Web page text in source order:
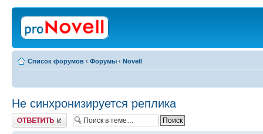
Список форумов ‹ Форумы ‹ Novell
Не синхронизируется реплика
Ответить